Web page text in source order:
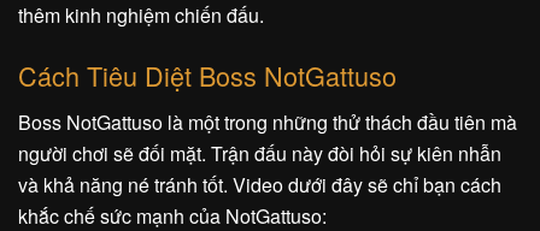
thêm kinh nghiệm chiến đấu.
Cách Tiêu Diệt Boss NotGattuso
Boss NotGattuso là một trong những thử thách đầu tiên mà
người chơi sẽ đối mặt. Trận đấu này đòi hỏi sự kiên nhẫn
và khả năng né tránh tốt. Video dưới đây sẽ chỉ bạn cách
khắc chế sức mạnh của NotGattuso: